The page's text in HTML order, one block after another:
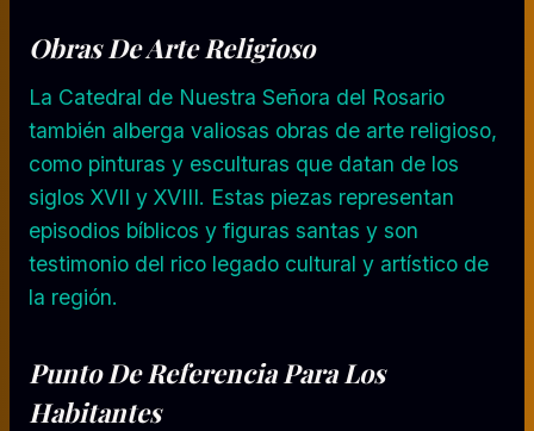
Obras De Arte Religioso
La Catedral de Nuestra Señora del Rosario
también alberga valiosas obras de arte religioso,
como pinturas y esculturas que datan de los
siglos XVII y XVIII. Estas piezas representan
episodios bíblicos y figuras santas y son
testimonio del rico legado cultural y artístico de
la región.
Punto De Referencia Para Los
Habitantes